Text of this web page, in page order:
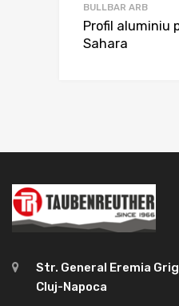
BULLBAR ARB
Profil aluminiu
Sahara
Str. General Eremia
Cluj-Napoca